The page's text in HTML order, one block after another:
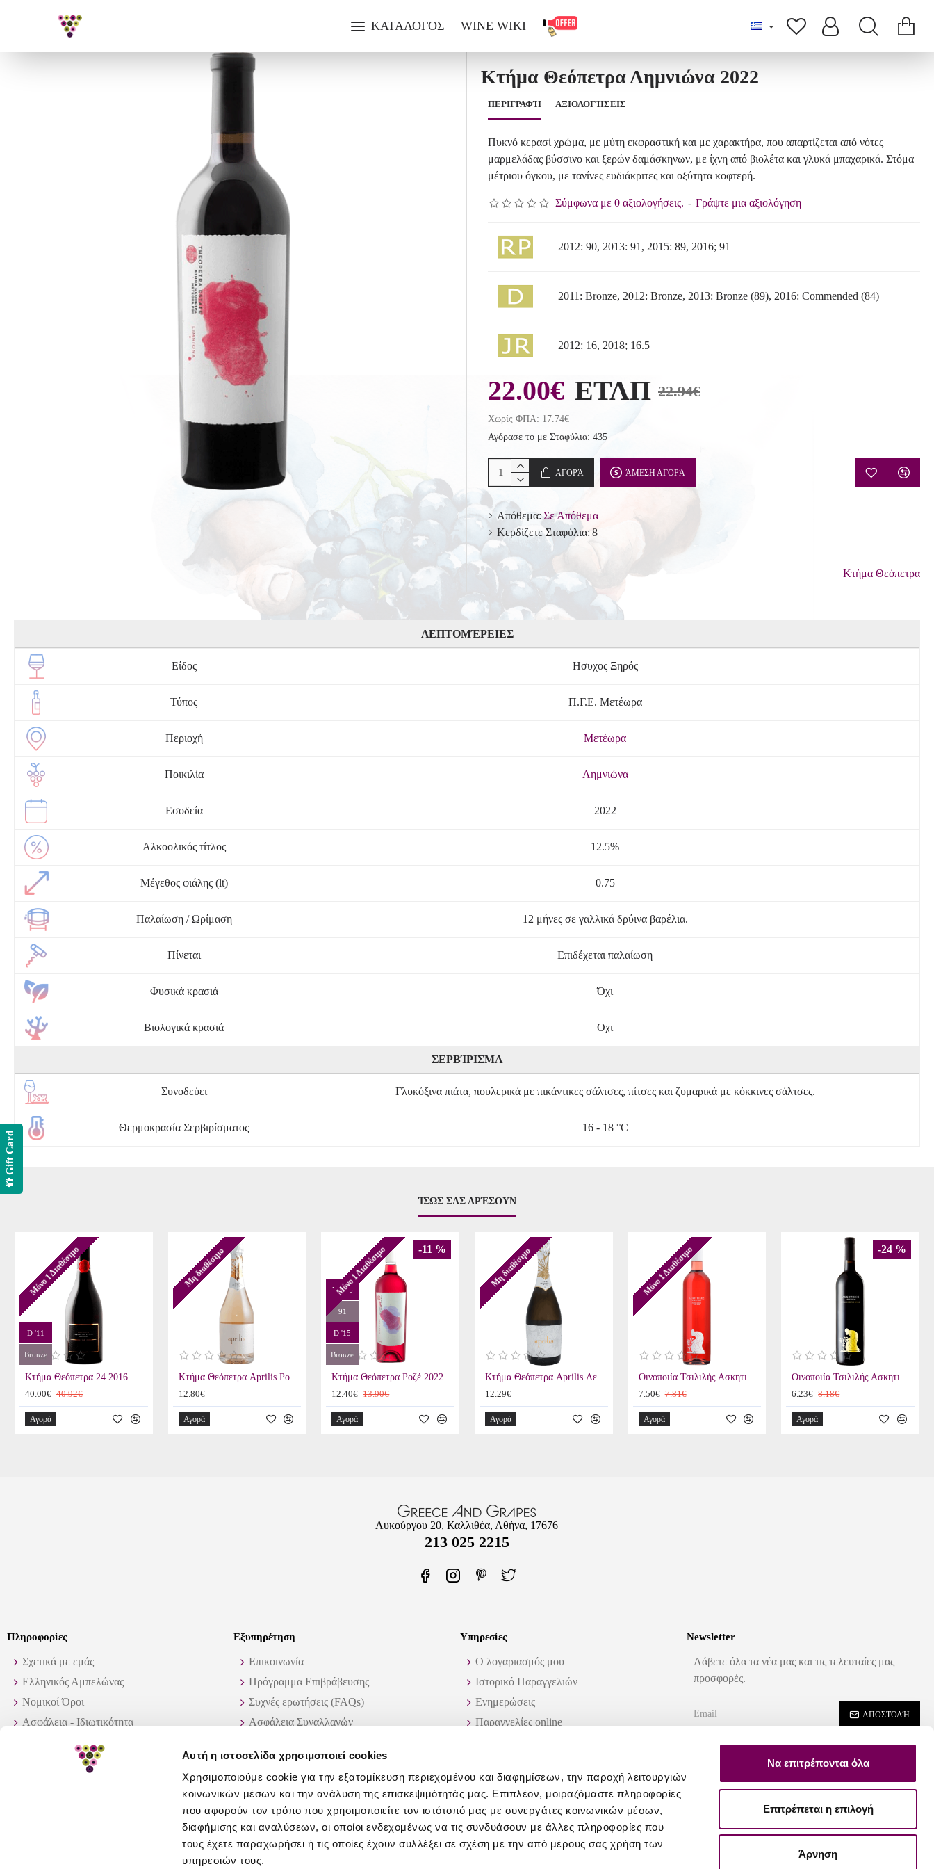
Αυτή η ιστοσελίδα χρησιμοποιεί cookies
Χρησιμοποιούμε cookie για την εξατομίκευση περιεχομένου και διαφημίσεων, την παροχή λειτουργιών
κοινωνικών μέσων και την ανάλυση της επισκεψιμότητάς μας. Επιπλέον, μοιραζόμαστε πληροφορίες
που αφορούν τον τρόπο που χρησιμοποιείτε τον ιστότοπό μας με συνεργάτες κοινωνικών μέσων,
διαφήμισης και αναλύσεων, οι οποίοι ενδεχομένως να τις συνδυάσουν με άλλες πληροφορίες που
τους έχετε παραχωρήσει ή τις οποίες έχουν συλλέξει σε σχέση με την από μέρους σας χρήση των
υπηρεσιών τους.
Να επιτρέπονται όλα
Επιτρέπεται η επιλογή
Άρνηση
ΚΑΤΑΛΟΓΟΣ WINE WIKI
Κτήμα Θεόπετρα Λημνιώνα 2022
ΠΕΡΙΓΡΑΦΉ ΑΞΙΟΛΟΓΉΣΕΙΣ
Πυκνό κερασί χρώμα, με μύτη εκφραστική και με χαρακτήρα, που απαρτίζεται από νότες
μαρμελάδας βύσσινο και ξερών δαμάσκηνων, με ίχνη από βιολέτα και γλυκά μπαχαρικά. Στόμα
μέτριου όγκου, με τανίνες ευδιάκριτες και οξύτητα κοφτερή.
Απόθεμα:Σε Απόθεμα
Κερδίζετε Σταφύλια: 8
Κτήμα Θεόπετρα
Σύμφωνα με 0 αξιολογήσεις. - Γράψτε μια αξιολόγηση
2012: 90, 2013: 91, 2015: 89, 2016; 91
2011: Bronze, 2012: Bronze, 2013: Bronze (89), 2016: Commended (84)
2012: 16, 2018; 16.5
ΕΤΛΠ 22.94€
22.00€
Χωρίς ΦΠΑ: 17.74€
Αγόρασε το με Σταφύλια: 435
ΑΓΟΡΆ ΆΜΕΣΗ ΑΓΟΡΆ
ΛΕΠΤΟΜΈΡΕΙΕΣ
Είδος Ησυχος Ξηρός
Τύπος Π.Γ.Ε. Μετέωρα
Περιοχή Μετέωρα
Ποικιλία Λημνιώνα
Εσοδεία 2022
Αλκοολικός τίτλος 12.5%
Μέγεθος φιάλης (lt) 0.75
Παλαίωση / Ωρίμαση 12 μήνες σε γαλλικά δρύινα βαρέλια.
Πίνεται Επιδέχεται παλαίωση
Φυσικά κρασιά Όχι
Βιολογικά κρασιά Οχι
ΣΕΡΒΊΡΙΣΜΑ
Συνοδεύει Γλυκόξινα πιάτα, πουλερικά με πικάντικες σάλτσες, πίτσες και ζυμαρικά με κόκκινες σάλτσες.
Θερμοκρασία Σερβιρίσματος 16 - 18 °C
ΊΣΩΣ ΣΑΣ ΑΡΈΣΟΥΝ
D '11
Bronze
Μόνο 1 Διαθέσιμο
Κτήμα Θεόπετρα 24 2016
40.00€ 40.92€
Αγορά
Μη διαθέσιμο
Κτήμα Θεόπετρα Aprilis Ροζέ Αφρώδης 2023
12.80€
Αγορά
RP '16
91
D '15
Bronze
Μόνο 1 Διαθέσιμο -11 %
Κτήμα Θεόπετρα Ροζέ 2022
12.40€ 13.90€
Αγορά
Μη διαθέσιμο
Κτήμα Θεόπετρα Aprilis Λευκός Αφρώδης 2022
12.29€
Αγορά
Μόνο 1 Διαθέσιμο
7.50€ 7.81€
Αγορά
-24 %
6.23€ 8.18€
Αγορά
Gift Card
Λυκούργου 20, Καλλιθέα, Αθήνα, 17676
213 025 2215
Πληροφορίες
Σχετικά με εμάς
Ελληνικός Αμπελώνας
Νομικοί Όροι
Ασφάλεια - Ιδιωτικότητα
Τρόποι Αποστολής
Διαθεσιμότητα προϊόντων
Εξυπηρέτηση
Επικοινωνία
Πρόγραμμα Επιβράβευσης
Συχνές ερωτήσεις (FAQs)
Ασφάλεια Συναλλαγών
Πως θα βρώ αυτό που ψάχνω;
Υπηρεσίες
Ο λογαριασμός μου
Ιστορικό Παραγγελιών
Ενημερώσεις
Παραγγελίες online
Συνεργάτες
Τροφοδοσία Σκαφών
Επιχειρηματικό Δώρο
Newsletter
Λάβετε όλα τα νέα μας και τις τελευταίες μας
προσφορές.
ΑΠΟΣΤΟΛΉ